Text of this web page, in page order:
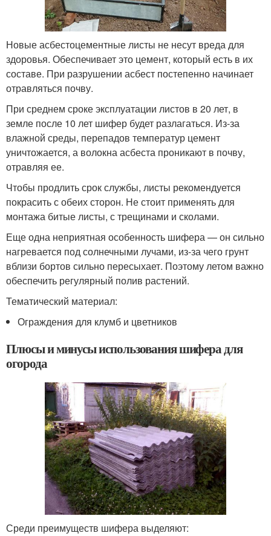
Новые асбестоцементные листы не несут вреда для
здоровья. Обеспечивает это цемент, который есть в их
составе. При разрушении асбест постепенно начинает
отравляться почву.
При среднем сроке эксплуатации листов в 20 лет, в
земле после 10 лет шифер будет разлагаться. Из-за
влажной среды, перепадов температур цемент
уничтожается, а волокна асбеста проникают в почву,
отравляя ее.
Чтобы продлить срок службы, листы рекомендуется
покрасить с обеих сторон. Не стоит применять для
монтажа битые листы, с трещинами и сколами.
Еще одна неприятная особенность шифера — он сильно
нагревается под солнечными лучами, из-за чего грунт
вблизи бортов сильно пересыхает. Поэтому летом важно
обеспечить регулярный полив растений.
Тематический материал:
Ограждения для клумб и цветников
Плюсы и минусы использования шифера для
огорода
Среди преимуществ шифера выделяют: